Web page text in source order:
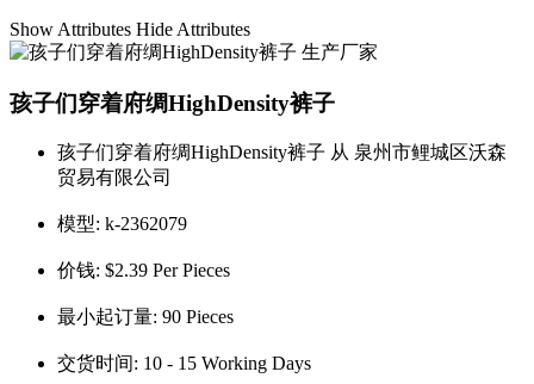
Show Attributes Hide Attributes
孩子们穿着府绸HighDensity裤子
孩子们穿着府绸HighDensity裤子 从 泉州市鲤城区沃森
贸易有限公司
模型: k-2362079
价钱: $2.39 Per Pieces
最小起订量: 90 Pieces
交货时间: 10 - 15 Working Days